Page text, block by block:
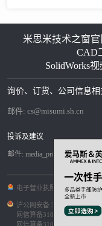
米思米技术之窗
CAD
SolidWorks
询价、订货、公司信息相
邮件: cs@misumi.sh.cn
投诉及建议
邮件: media_pr@misumi.sh.cn
电子营业执照 |沪ICP备
沪公网安备 31012002004099
网信算备
网信算备